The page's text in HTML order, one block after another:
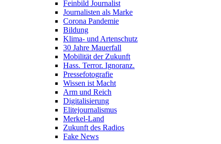
Feinbild Journalist
Journalisten als Marke
Corona Pandemie
Bildung
Klima- und Artenschutz
30 Jahre Mauerfall
Mobilität der Zukunft
Hass. Terror. Ignoranz.
Pressefotografie
Wissen ist Macht
Arm und Reich
Digitalisierung
Elitejournalismus
Merkel-Land
Zukunft des Radios
Fake News